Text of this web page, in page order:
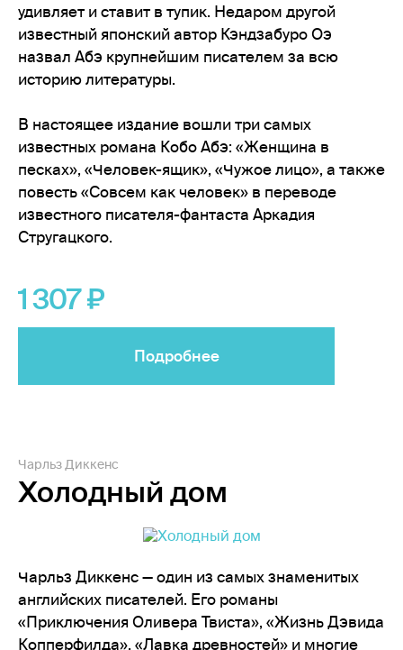
удивляет и ставит в тупик. Недаром другой
известный японский автор Кэндзабуро Оэ
назвал Абэ крупнейшим писателем за всю
историю литературы.
В настоящее издание вошли три самых
известных романа Кобо Абэ: «Женщина в
песках», «Человек-ящик», «Чужое лицо», а также
повесть «Совсем как человек» в переводе
известного писателя-фантаста Аркадия
Стругацкого.
1 307
Подробнее
Чарльз Диккенс
Холодный дом
Чарльз Диккенс — один из самых знаменитых
английских писателей. Его романы
«Приключения Оливера Твиста», «Жизнь Дэвида
Копперфилда», «Лавка древностей» и многие